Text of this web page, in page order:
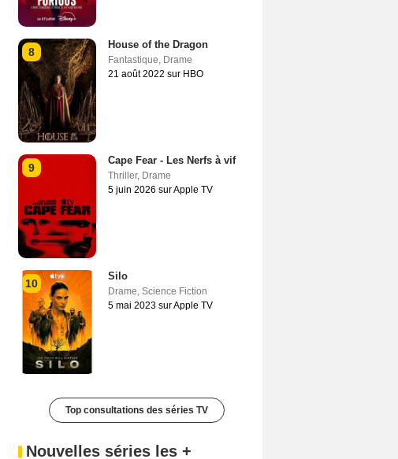
8
House of the Dragon
Fantastique, Drame
21 août 2022 sur HBO
9
Cape Fear - Les Nerfs à vif
Thriller, Drame
5 juin 2026 sur Apple TV
10
Silo
Drame, Science Fiction
5 mai 2023 sur Apple TV
Top consultations des séries TV
Nouvelles séries les +